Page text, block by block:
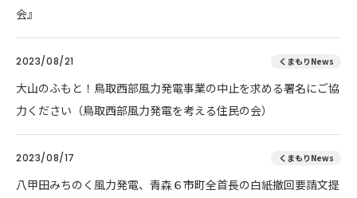
会』
2023/08/21 くまもりNews
大山のふもと！鳥取西部風力発電事業の中止を求める署名にご協
力ください（鳥取西部風力発電を考える住民の会）
2023/08/17 くまもりNews
八甲田みちのく風力発電、青森６市町全首長の白紙撤回要請文提